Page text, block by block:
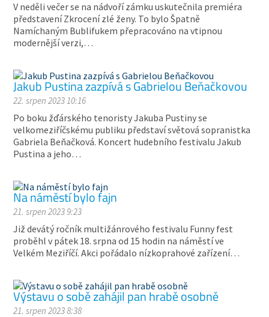
V neděli večer se na nádvoří zámku uskutečnila premiéra
představení Zkrocení zlé ženy. To bylo Špatně
Namíchaným Bublifukem přepracováno na vtipnou
modernější verzi,…
Jakub Pustina zazpívá s Gabrielou Beňačkovou
22. srpen 2023 10:16
Po boku žďárského tenoristy Jakuba Pustiny se
velkomeziříčskému publiku představí světová sopranistka
Gabriela Beňačková. Koncert hudebního festivalu Jakub
Pustina a jeho…
Na náměstí bylo fajn
21. srpen 2023 9:23
Již devátý ročník multižánrového festivalu Funny fest
proběhl v pátek 18. srpna od 15 hodin na náměstí ve
Velkém Meziříčí. Akci pořádalo nízkoprahové zařízení…
Výstavu o sobě zahájil pan hrabě osobně
21. srpen 2023 8:38